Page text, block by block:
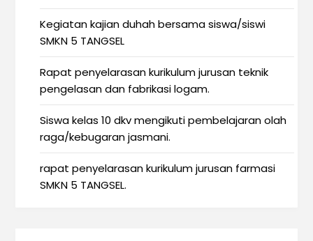
Kegiatan kajian duhah bersama siswa/siswi
SMKN 5 TANGSEL
Rapat penyelarasan kurikulum jurusan teknik
pengelasan dan fabrikasi logam.
Siswa kelas 10 dkv mengikuti pembelajaran olah
raga/kebugaran jasmani.
rapat penyelarasan kurikulum jurusan farmasi
SMKN 5 TANGSEL.